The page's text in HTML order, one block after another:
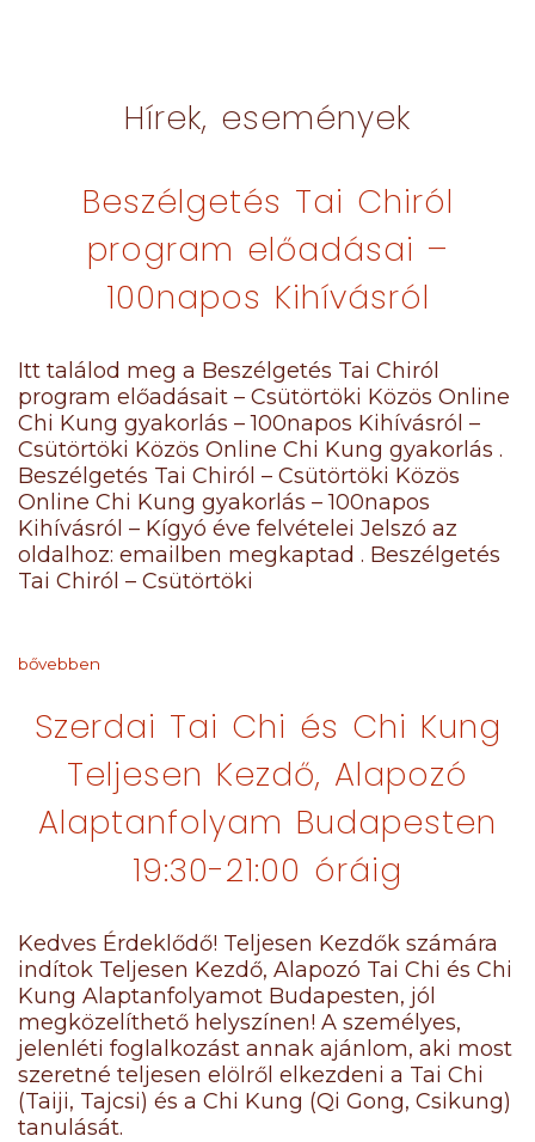
Hírek, események
Beszélgetés Tai Chiról
program előadásai –
100napos Kihívásról
Itt találod meg a Beszélgetés Tai Chiról
program előadásait – Csütörtöki Közös Online
Chi Kung gyakorlás – 100napos Kihívásról –
Csütörtöki Közös Online Chi Kung gyakorlás .
Beszélgetés Tai Chiról – Csütörtöki Közös
Online Chi Kung gyakorlás – 100napos
Kihívásról – Kígyó éve felvételei Jelszó az
oldalhoz: emailben megkaptad . Beszélgetés
Tai Chiról – Csütörtöki
bővebben
Szerdai Tai Chi és Chi Kung
Teljesen Kezdő, Alapozó
Alaptanfolyam Budapesten
19:30-21:00 óráig
Kedves Érdeklődő! Teljesen Kezdők számára
indítok Teljesen Kezdő, Alapozó Tai Chi és Chi
Kung Alaptanfolyamot Budapesten, jól
megközelíthető helyszínen! A személyes,
jelenléti foglalkozást annak ajánlom, aki most
szeretné teljesen elölről elkezdeni a Tai Chi
(Taiji, Tajcsi) és a Chi Kung (Qi Gong, Csikung)
tanulását.